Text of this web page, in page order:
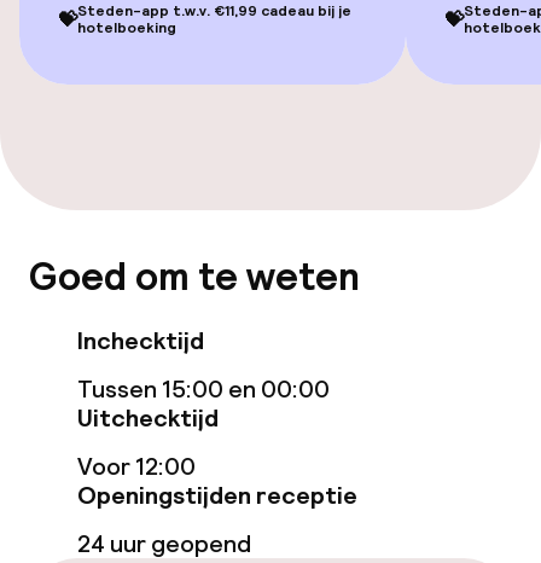
Entertainment
Gratis wifi
Restaurant
Bar
Eet- en drinkdiensten
Ontbijtbuffet
Roomservice
💝Steden-app t.w.v. €11,99 cadeau bij je
hotelboeking
💝Steden-
Goed om te weten
Inchecktijd
Tussen 15:00 en 00:00
Uitchecktijd
Voor 12:00
Openingstijden receptie
24 uur geopend